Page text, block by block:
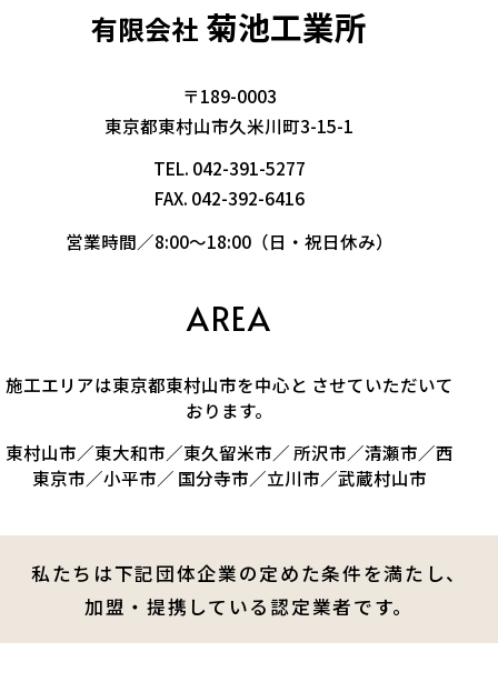
有限会社 菊池工業所
〒189-0003
東京都東村山市久米川町3-15-1
TEL. 042-391-5277
FAX. 042-392-6416
営業時間／8:00～18:00（日・祝日休み）
AREA
施工エリアは東京都東村山市を中心と させていただいて
おります。
東村山市／東大和市／東久留米市／ 所沢市／清瀬市／西
東京市／小平市／ 国分寺市／立川市／武蔵村山市
私たちは下記団体企業の定めた条件を満たし、
加盟・提携している認定業者です。